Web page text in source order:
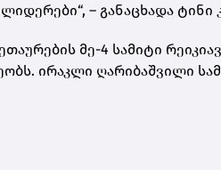
– განაცხადა ტინი
მე-4 სამიტი
ირაკლი ღარიბაშვილი